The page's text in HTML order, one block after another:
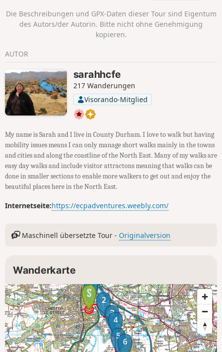
Die Beschreibungen und GPX-Daten dieser Tour sind Eigentum
des Autors/der Autorin. Bitte nicht ohne Genehmigung
kopieren.
AUTOR
sarahhcfe
217 Wanderungen
Visorando-Mitglied
My name is Sarah and I live in County Durham. I love to walk but having
mobility issues means I can only manage short walks mainly in the towns
and cities and along the coastline of the North East. Many of my walks are
easy day walks and include visitor attractons meaning that walks can be
done in smaller sections to enable more walkers to get out and enjoy the
beautiful places here in the North East.
Internetseite:https://ecpadventures.weebly.com/
Maschinell übersetzte Tour - Originalversion
Wanderkarte
1
2
3
4
5
6